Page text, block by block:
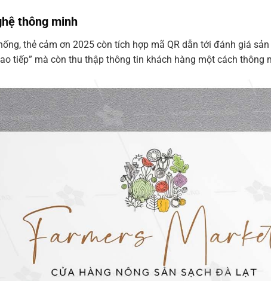
thông minh
thẻ cảm ơn 2025 còn tích hợp mã QR dẫn tới đánh giá
tiếp” mà còn thu thập thông tin khách hàng một cách thông